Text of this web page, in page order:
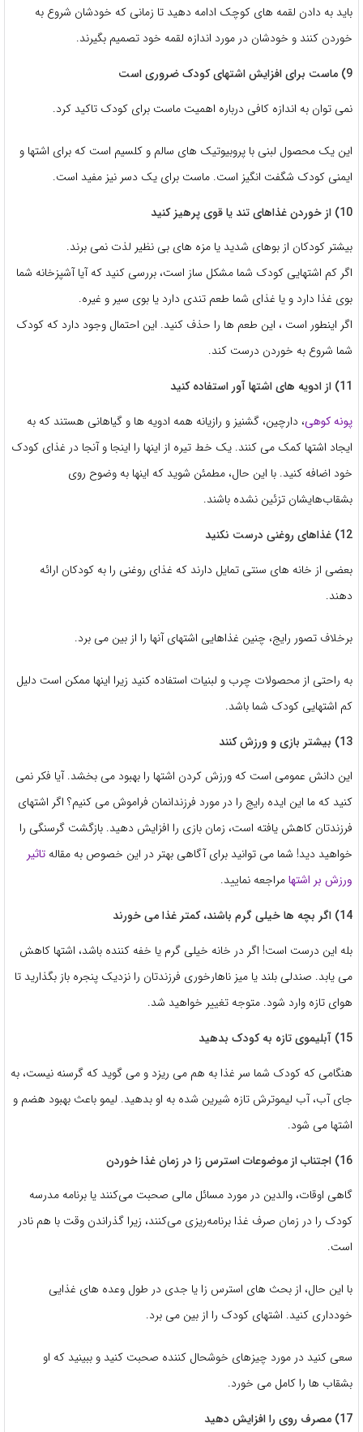
باید به دادن لقمه های کوچک ادامه دهید تا زمانی که خودشان شروع به
خوردن کنند و خودشان در مورد اندازه لقمه خود تصمیم بگیرند.
9) ماست برای افزایش اشتهای کودک ضروری است
نمی توان به اندازه کافی درباره اهمیت ماست برای کودک تاکید کرد.
این یک محصول لبنی با پروبیوتیک های سالم و کلسیم است که برای اشتها و
ایمنی کودک شگفت انگیز است. ماست برای یک دسر نیز مفید است.
10) از خوردن غذاهای تند یا قوی پرهیز کنید
بیشتر کودکان از بوهای شدید یا مزه های بی نظیر لذت نمی برند.
اگر کم اشتهایی کودک شما مشکل ساز است، بررسی کنید که آیا آشپزخانه شما
بوی غذا دارد و یا غذای شما طعم تندی دارد یا بوی سیر و غیره.
اگر اینطور است ، این طعم ها را حذف کنید. این احتمال وجود دارد که کودک
شما شروع به خوردن درست کند.
11) از ادویه های اشتها آور استفاده کنید
پونه کوهی، دارچین، گشنیز و رازیانه همه ادویه ها و گیاهانی هستند که به
ایجاد اشتها کمک می کنند. یک خط تیره از اینها را اینجا و آنجا در غذای کودک
خود اضافه کنید. با این حال، مطمئن شوید که اینها به وضوح روی
بشقاب‌هایشان تزئین نشده باشند.
12) غذاهای روغنی درست نکنید
بعضی از خانه‌ های سنتی تمایل دارند که غذای روغنی را به کودکان ارائه
دهند.
برخلاف تصور رایج، چنین غذاهایی اشتهای آنها را از بین می برد.
به راحتی از محصولات چرب و لبنیات استفاده کنید زیرا اینها ممکن است دلیل
کم اشتهایی کودک شما باشد.
13) بیشتر بازی و ورزش کنند
این دانش عمومی است که ورزش کردن اشتها را بهبود می بخشد. آیا فکر نمی
کنید که ما این ایده رایج را در مورد فرزندانمان فراموش می کنیم؟ اگر اشتهای
فرزندتان کاهش یافته است، زمان بازی را افزایش دهید. بازگشت گرسنگی را
خواهید دید! شما می توانید برای آگاهی بهتر در این خصوص به مقاله تاثیر
ورزش بر اشتهامراجعه نمایید.
14) اگر بچه ها خیلی گرم باشند، کمتر غذا می خورند
بله این درست است! اگر در خانه خیلی گرم یا خفه کننده باشد، اشتها کاهش
می یابد. صندلی بلند یا میز ناهارخوری فرزندتان را نزدیک پنجره باز بگذارید تا
هوای تازه وارد شود. متوجه تغییر خواهید شد.
15) آبلیموی تازه به کودک بدهید
هنگامی که کودک شما سر غذا به هم می ریزد و می گوید که گرسنه نیست، به
جای آب، آب لیموترش تازه شیرین شده به او بدهید. لیمو باعث بهبود هضم و
اشتها می شود.
16) اجتناب از موضوعات استرس زا در زمان غذا خوردن
گاهی اوقات، والدین در مورد مسائل مالی صحبت می‌کنند یا برنامه مدرسه
کودک را در زمان صرف غذا برنامه‌ریزی می‌کنند، زیرا گذراندن وقت با هم نادر
است.
با این حال، از بحث های استرس زا یا جدی در طول وعده های غذایی
خودداری کنید. اشتهای کودک را از بین می برد.
سعی کنید در مورد چیزهای خوشحال کننده صحبت کنید و ببینید که او
بشقاب ها را کامل می خورد.
17) مصرف روی را افزایش دهید